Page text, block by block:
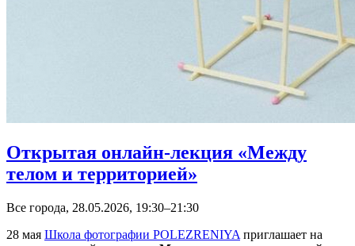
Открытая онлайн-лекция «Между
телом и территорией»
Все города, 28.05.2026, 19:30–21:30
28 мая Школа фотографии POLEZRENIYA приглашает на